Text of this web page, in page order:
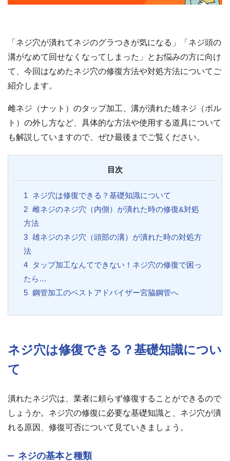
「ネジ穴が潰れてネジのグラつきが気になる」「ネジ頭の
溝がなめて回せなくなってしまった」とお悩みの方に向け
て、今回はなめたネジ穴の修復方法や対処方法についてご
紹介します。
雌ネジ（ナット）のタップ加工、溝が潰れた雄ネジ（ボル
ト）の外し方など、具体的な方法や使用する道具について
も解説していますので、ぜひ最後までご覧ください。
目次
1
ネジ穴は修復できる？基礎知識について
2 雌ネジのネジ穴（内側）が潰れた時の修復&対処
方法
3 雄ネジのネジ穴（頭部の溝）が潰れた時の対処方
法
4
タップ加工なんてできない！ネジ穴の修復で困っ
たら…
5 鋼管加工のベストアドバイザー宮脇鋼管へ
ネジ穴は修復できる？基礎知識につい
て
潰れたネジ穴は、業者に頼らず修復することができるので
しょうか。ネジ穴の修復に必要な基礎知識と、ネジ穴が潰
れる原因、修復可否について見ていきましょう。
ネジの基本と種類